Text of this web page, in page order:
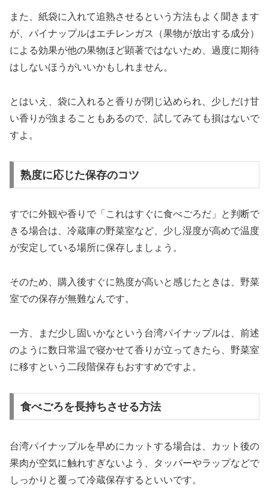
また、紙袋に入れて追熟させるという方法もよく聞きます
が、パイナップルはエチレンガス（果物が放出する成分）
による効果が他の果物ほど顕著ではないため、過度に期待
はしないほうがいいかもしれません。
とはいえ、袋に入れると香りが閉じ込められ、少しだけ甘
い香りが強まることもあるので、試してみても損はないで
すよ。
熟度に応じた保存のコツ
すでに外観や香りで「これはすぐに食べごろだ」と判断で
きる場合は、冷蔵庫の野菜室など、少し湿度が高めで温度
が安定している場所に保存しましょう。
そのため、購入後すぐに熟度が高いと感じたときは、野菜
室での保存が無難なんです。
一方、まだ少し固いかなという台湾パイナップルは、前述
のように数日常温で寝かせて香りが立ってきたら、野菜室
に移すという二段階保存もおすすめですよ。
食べごろを長持ちさせる方法
台湾パイナップルを早めにカットする場合は、カット後の
果肉が空気に触れすぎないよう、タッパーやラップなどで
しっかりと覆って冷蔵保存するといいです。